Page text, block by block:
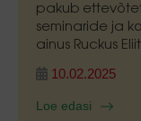
pakub
seminaride ja
ainus Ruckus
10.02.2025
Loe edasi